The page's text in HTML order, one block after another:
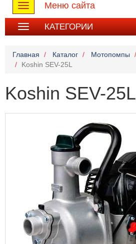
Toggle
navigation
Меню сайта
КАТЕГОРИИ
Главная Каталог Мотопомпы
Koshin SEV-25L
Koshin SEV-25L